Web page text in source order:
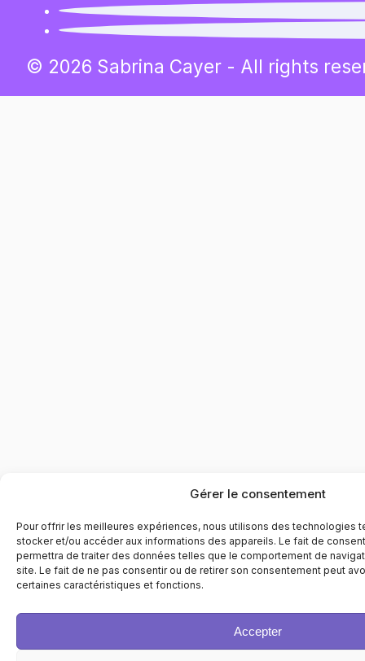
Gérer le consentement
Pour offrir les meilleures expériences, nous utilisons des technologies
stocker et/ou accéder aux informations des appareils. Le fait de
permettra de traiter des données telles que le comportement de
site. Le fait de ne pas consentir ou de retirer son consentement peut
certaines caractéristiques et fonctions.
Accepter
© 2026 Sabrina Cayer - All rights